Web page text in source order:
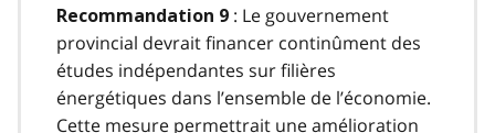
Recommandation 9 : Le gouvernement
provincial devrait financer continûment des
études indépendantes sur filières
énergétiques dans l’ensemble de l’économie.
Cette mesure permettrait une amélioration